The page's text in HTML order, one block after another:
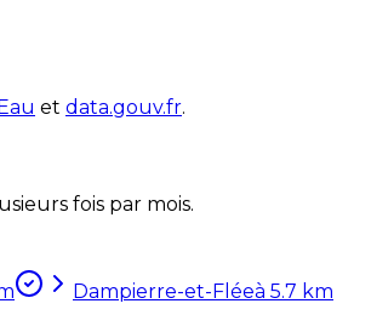
et data.gouv.fr.
fois par mois.
Dampierre-et-Fléeà 5.7 km